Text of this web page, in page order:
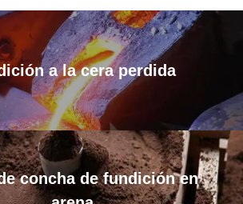
a la cera perdida
concha de fundición en